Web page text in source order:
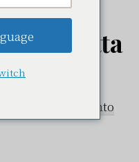
la
sigaretta
Lascia un commento